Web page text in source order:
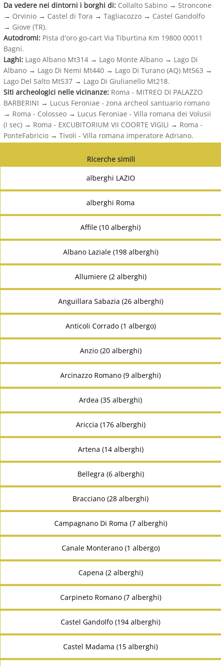
Da vedere nei dintorni i borghi di: Collalto Sabino → Stroncone
→ Orvinio → Castel di Tora → Tagliacozzo → Castel Gandolfo
→ Giove (TR).
Autodromi: Pista d'oro go-cart Via Tiburtina Km 19800 00011
Bagni.
Laghi: Lago Albano Mt314 → Lago Monte Albano → Lago Di
Albano → Lago Di Nemi Mt440 → Lago Di Turano (AQ) Mt563 →
Lago Del Salto Mt537 → Lago Di Giulianello Mt218.
Siti archeologici nelle vicinanze: Roma - MITREO DI PALAZZO
BARBERINI → Lucus Feroniae - zona archeol santuario romano
→ Roma - Colosseo → Lucus Feroniae - Villa romana dei Volusii
(I sec) → Roma - EXCUBITORIUM VII COORTE VIGILI → Roma -
PonteFabricio → Tivoli - Villa romana imperatore Adriano.
Ricerche simili
alberghi LAZIO
alberghi Roma
Affile (10 alberghi)
Albano Laziale (198 alberghi)
Allumiere (2 alberghi)
Anguillara Sabazia (26 alberghi)
Anticoli Corrado (1 albergo)
Anzio (20 alberghi)
Arcinazzo Romano (9 alberghi)
Ardea (35 alberghi)
Ariccia (176 alberghi)
Artena (14 alberghi)
Bellegra (6 alberghi)
Bracciano (28 alberghi)
Campagnano Di Roma (7 alberghi)
Canale Monterano (1 albergo)
Capena (2 alberghi)
Carpineto Romano (7 alberghi)
Castel Gandolfo (194 alberghi)
Castel Madama (15 alberghi)